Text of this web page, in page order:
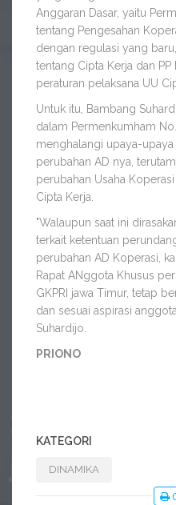
Anggaran Dasar, yaitu
tentang Pengesahan
dengan regulasi yang
tentang Cipta Kerja dan
peraturan pelaksana UU
Untuk itu, Bambang
dalam Permenkumham
menghalangi upaya-
perubahan AD nya,
perubahan Usaha
Cipta Kerja.
"Walaupun saat ini
terkait ketentuan
perubahan AD Koperasi,
Rapat ANggota Khusus
GKPRI jawa Timur, tetap
dan sesuai aspirasi
Suhardijo.
PRIONO
KATEGORI
DINAMIKA